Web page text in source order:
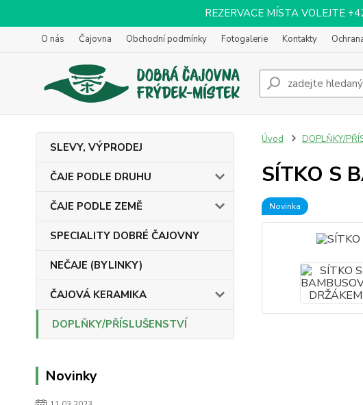
REZERVACE MÍSTA VOLEJTE
O nás Čajovna Obchodní podmínky Fotogalerie Kontakty
SLEVY, VÝPRODEJ
ČAJE PODLE DRUHU
ČAJE PODLE ZEMĚ
SPECIALITY DOBRÉ ČAJOVNY
NEČAJE (BYLINKY)
ČAJOVÁ KERAMIKA
DOPLŇKY/PŘÍSLUŠENSTVÍ
Novinky
Úvod DOPLŇKY/
SÍTKO S
Novinka